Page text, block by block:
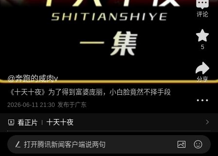
@奔跑的咸肉v
《十天十夜》为了得到富婆庞丽，小白脸竟然不择手段
2026-06-11 21:30 发布于广东
看正片 十天十夜
评论
5
分享
打开腾讯新闻客户端说两句